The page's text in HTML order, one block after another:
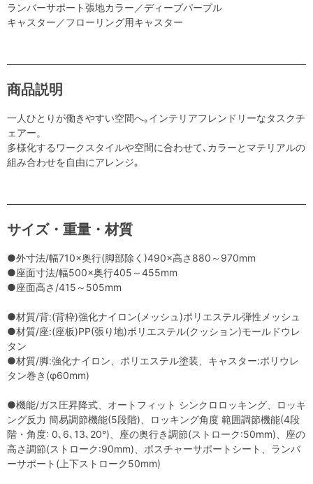
ランバーサポート張地カラー／ディープパープル
キャスター／フローリング用キャスター
商品説明
一人ひとりが働きやすい空間へ｡インテリアフレンドリーなタスクチ
ェアー。
多様化するワークスタイルや空間に合わせて､カラーとマテリアルの
組み合わせを自由にアレンジ｡
サイズ・重量・材質
●外寸法/幅710×奥行(脚部除く)490×高さ880～970mm
●座面寸法/幅500×奥行405～455mm
●座面高さ/415～505mm
●材質/背:(背枠)強化ナイロン(メッシュ)ポリエステル弾性メッシュ
●材質/座:(座板)PP(張り地)ポリエステル(クッション)モールドウレ
タン
●材質/脚:強化ナイロン、ポリエステル塗装、キャスター:ポリウレ
タン巻き(φ60mm)
●機能/ガス圧昇降式、オートフィット シンクロロッキング、ロッキ
ング反力 簡易調節機能(5段階)、ロッキング角度 範囲調節機能(4段
階・角度: 0､6､13､20°)、座の奥行き調節(ストローク:50mm)、座の
高さ調節(ストローク:90mm)、ポスチャーサポートシート、ランバ
ーサポート(上下ストローク50mm)